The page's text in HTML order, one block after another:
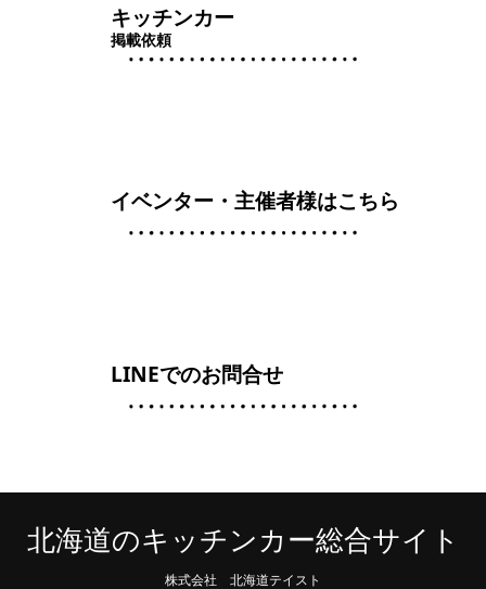
キッチンカー
掲載依頼
イベンター・主催者様はこちら
LINEでのお問合せ
北海道のキッチンカー総合サイト
株式会社 北海道テイスト